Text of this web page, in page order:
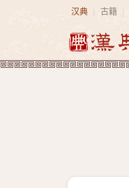
汉典 古籍